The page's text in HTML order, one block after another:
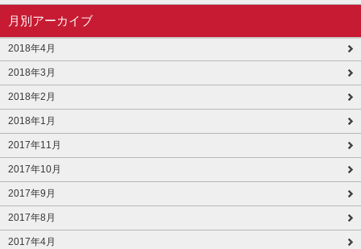
月別アーカイブ
2018年4月
2018年3月
2018年2月
2018年1月
2017年11月
2017年10月
2017年9月
2017年8月
2017年4月